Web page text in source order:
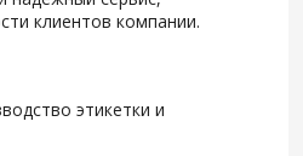
клиентов компании.
этикетки и